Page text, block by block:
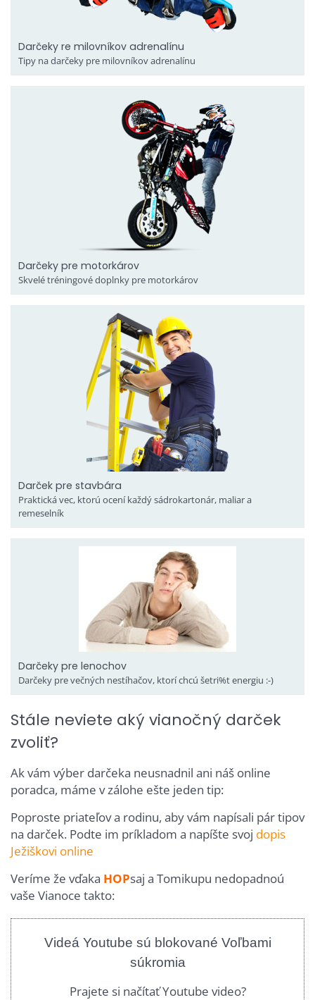
Darčeky re milovníkov adrenalínu
Tipy na darčeky pre milovníkov adrenalínu
Darčeky pre motorkárov
Skvelé tréningové doplnky pre motorkárov
Darček pre stavbára
Praktická vec, ktorú ocení každý sádrokartonár, maliar a
remeselník
Darčeky pre lenochov
Darčeky pre večných nestíhačov, ktorí chcú šetri%t energiu :-)
Stále neviete aký vianočný darček
zvoliť?
Ak vám výber darčeka neusnadnil ani náš online
poradca, máme v zálohe ešte jeden tip:
Poproste priateľov a rodinu, aby vám napísali pár tipov
na darček. Podte im príkladom a napíšte svoj dopis
Ježiškovi online
Veríme že vďaka HOPsaj a Tomikupu nedopadnoú
vaše Vianoce takto:
Videá Youtube sú blokované Voľbami
súkromia
Prajete si načítať Youtube video?